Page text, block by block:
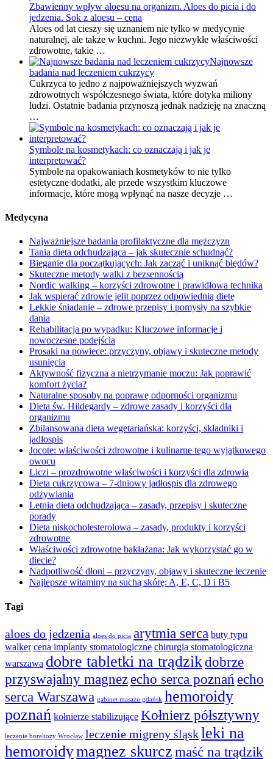
Zbawienny wpływ aloesu na organizm. Aloes do picia i do
jedzenia. Sok z aloesu – cena
Aloes od lat cieszy się uznaniem nie tylko w medycynie
naturalnej, ale także w kuchni. Jego niezwykłe właściwości
zdrowotne, takie …
Najnowsze
badania nad leczeniem cukrzycy
Cukrzyca to jedno z najpoważniejszych wyzwań
zdrowotnych współczesnego świata, które dotyka miliony
ludzi. Ostatnie badania przynoszą jednak nadzieję na znaczną
…
Symbole na kosmetykach: co oznaczają i jak je
interpretować?
Symbole na opakowaniach kosmetyków to nie tylko
estetyczne dodatki, ale przede wszystkim kluczowe
informacje, które mogą wpłynąć na nasze decyzje …
Medycyna
Najważniejsze badania profilaktyczne dla mężczyzn
Tania dieta odchudzająca – jak skutecznie schudnąć?
Bieganie dla początkujących: Jak zacząć i uniknąć błędów?
Skuteczne metody walki z bezsennością
Nordic walking – korzyści zdrowotne i prawidłowa technika
Jak wspierać zdrowie jelit poprzez odpowiednią dietę
Lekkie śniadanie – zdrowe przepisy i pomysły na szybkie
dania
Rehabilitacja po wypadku: Kluczowe informacje i
nowoczesne podejścia
Prosaki na powiece: przyczyny, objawy i skuteczne metody
usunięcia
Aktywność fizyczna a nietrzymanie moczu: Jak poprawić
komfort życia?
Naturalne sposoby na poprawę odporności organizmu
Dieta św. Hildegardy – zdrowe zasady i korzyści dla
organizmu
Zbilansowana dieta wegetariańska: korzyści, składniki i
jadłospis
Jocote: właściwości zdrowotne i kulinarne tego wyjątkowego
owocu
Liczi – prozdrowotne właściwości i korzyści dla zdrowia
Dieta cukrzycowa – 7-dniowy jadłospis dla zdrowego
odżywiania
Letnia dieta odchudzająca – zasady, przepisy i skuteczne
porady
Dieta niskocholesterolowa – zasady, produkty i korzyści
zdrowotne
Właściwości zdrowotne bakłażana: Jak wykorzystać go w
diecie?
Nadpotliwość dłoni – przyczyny, objawy i skuteczne leczenie
Najlepsze witaminy na suchą skórę: A, E, C, D i B5
Tagi
aloes do jedzenia aloes do picia arytmia serca buty typu
walker cena implanty stomatologiczne chirurgia stomatologiczna
warszawa dobre tabletki na trądzikdobrze
przyswajalny magnezecho serca poznań echo
serca Warszawa gabinet masażu gdańsk hemoroidy
poznań kołnierze stabilizujące Kołnierz półsztywny
leczenie boreliozy Wrocław leczenie migreny śląskleki na
hemoroidymagnez skurczmaść na trądzik